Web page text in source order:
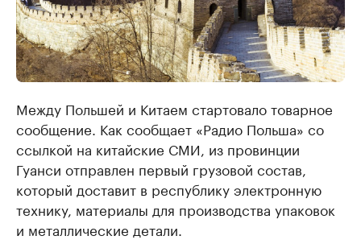
Между Польшей и Китаем стартовало товарное
сообщение. Как сообщает «Радио Польша» со
ссылкой на китайские СМИ, из провинции
Гуанси отправлен первый грузовой состав,
который доставит в республику электронную
технику, материалы для производства упаковок
и металлические детали.